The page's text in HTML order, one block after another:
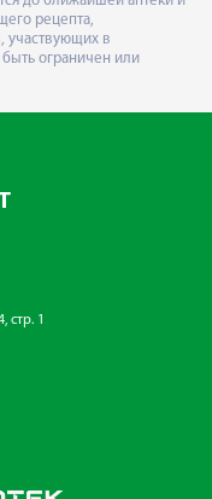
рецепта,
участвующих в
ограничен или
стр. 1